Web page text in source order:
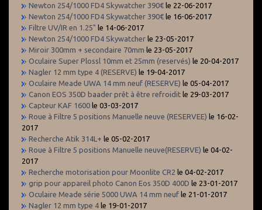
Newton 254/1000 FD4 Skywatcher 390€ le 22-06-2017
Newton 254/1000 FD4 Skywatcher 390€ le 16-06-2017
Filtre UV/IR en 1.25" le 14-06-2017
Newton 254/1000 FD4 Skywatcher le 23-05-2017
Miroir 300mm + secondaire 70mm le 23-05-2017
Oculaire Super Plossl 10mm et 25mm (reservés) le 20-04-2017
Nagler 12 mm type 4 (RESERVE) le 19-04-2017
Oculaire Meade UWA 14 mm neuf (RESERVE) le 05-04-2017
Canon EOS 350D baader prêt à être refroidit le 29-03-2017
Capteur KAF 1600 le 03-03-2017
Roue à Filtre 5 positions Manuelle neuve (RESERVEE) le 16-02-
2017
Recherche Atik 314L+ le 05-02-2017
Roue à Filtre 5 positions Manuelle neuve(RESERVE) le 04-02-
2017
Recherche motorisation pour Moonlite CR2 le 04-02-2017
grip pour appareil photo Canon Eos 350D 400D le 23-01-2017
Oculaire Meade série 5000 UWA 14 mm neuf le 21-01-2017
Nagler 12 mm type 4 le 19-01-2017